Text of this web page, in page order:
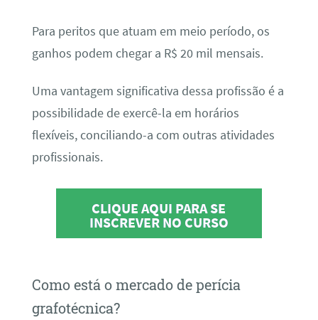
Para peritos que atuam em meio período, os
ganhos podem chegar a R$ 20 mil mensais.
Uma vantagem significativa dessa profissão é a
possibilidade de exercê-la em horários
flexíveis, conciliando-a com outras atividades
profissionais.
CLIQUE AQUI PARA SE
INSCREVER NO CURSO
Como está o mercado de perícia
grafotécnica?